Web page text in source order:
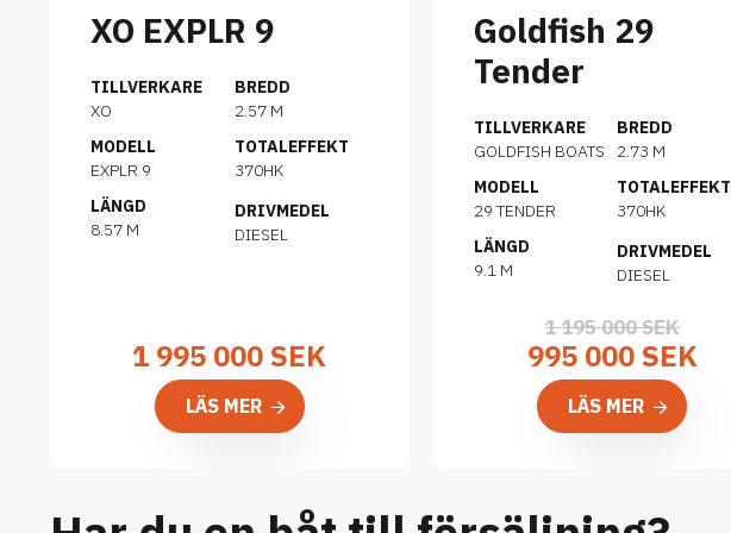
XO EXPLR 9
TILLVERKARE
XO
MODELL
EXPLR 9
LÄNGD
8.57 M
BREDD
2.57 M
TOTALEFFEKT
370HK
DRIVMEDEL
DIESEL
1 995 000SEK
LÄS MER
Goldfish 29
Tender
TILLVERKARE
GOLDFISH BOATS
MODELL
29 TENDER
LÄNGD
9.1 M
BREDD
2.73 M
TOTALEFFEKT
370HK
DRIVMEDEL
DIESEL
1 195 000 SEK
995 000 SEK
LÄS MER